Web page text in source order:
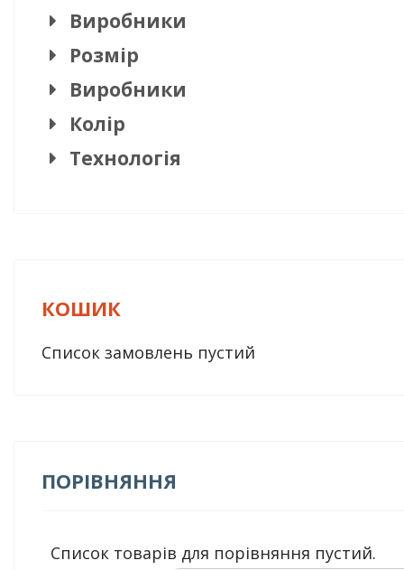
Виробники
Розмір
Виробники
Колір
Технологія
КОШИК
Список замовлень пустий
ПОРІВНЯННЯ
Список товарів для порівняння пустий.